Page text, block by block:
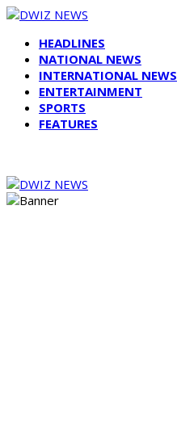
HEADLINES
NATIONAL NEWS
INTERNATIONAL NEWS
ENTERTAINMENT
SPORTS
FEATURES